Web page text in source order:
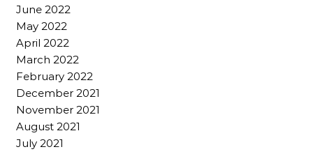
June 2022
May 2022
April 2022
March 2022
February 2022
December 2021
November 2021
August 2021
July 2021